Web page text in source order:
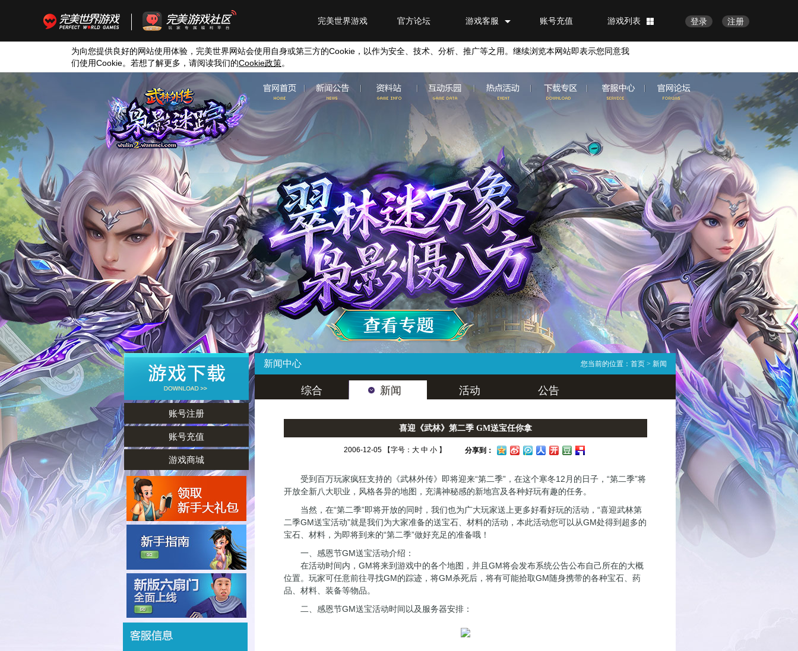
注册
登录
游戏列表
账号充值
游戏客服
官方论坛
完美世界游戏
为向您提供良好的网站使用体验，完美世界网站会使用自身或第三方的Cookie ，以作为安全、技术、分析、推广等之用。继续浏览本网站即表示您同意我
们使用Cookie。若想了解更多，请阅读我们的Cookie政策。
账号注册
账号充值
游戏商城
您当前的位置： 首页 > 新闻
新闻中心
综合 新闻 活动 公告
喜迎《武林》第二季 GM送宝任你拿
2006-12-05 【字号： 大 中 小】 分享到：
受到百万玩家疯狂支持的《武林外传》即将迎来“第二季”，在这个寒冬12月的日子，“第二季”将
开放全新八大职业，风格各异的地图，充满神秘感的新地宫及各种好玩有趣的任务。
当然，在“第二季”即将开放的同时，我们也为广大玩家送上更多好看好玩的活动，“喜迎武林第
二季GM送宝活动”就是我们为大家准备的送宝石、材料的活动，本此活动您可以从GM处得到超多的
宝石、材料，为即将到来的“第二季”做好充足的准备哦！
一、感恩节GM送宝活动介绍：
在活动时间内，GM将来到游戏中的各个地图，并且GM将会发布系统公告公布自己所在的大概
位置。玩家可任意前往寻找GM的踪迹，将GM杀死后，将有可能拾取GM随身携带的各种宝石、药
品、材料、装备等物品。
二、感恩节GM送宝活动时间以及服务器安排：